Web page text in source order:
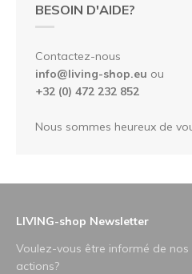
BESOIN D'AIDE?
Contactez-nous
info@living-shop.eu ou
+32 (0) 472 232 852
Nous sommes heureux de
LIVING-shop Newsletter
Voulez-vous être informé de
actions?